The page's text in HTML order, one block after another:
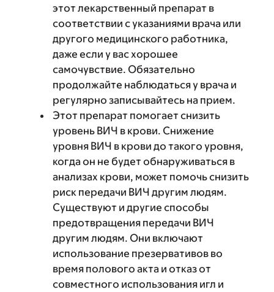
этот лекарственный препарат в
соответствии с указаниями врача или
другого медицинского работника,
даже если у вас хорошее
самочувствие. Обязательно
продолжайте наблюдаться у врача и
регулярно записывайтесь на прием.
Этот препарат помогает снизить
уровень ВИЧ в крови. Снижение
уровня ВИЧ в крови до такого уровня,
когда он не будет обнаруживаться в
анализах крови, может помочь снизить
риск передачи ВИЧ другим людям.
Существуют и другие способы
предотвращения передачи ВИЧ
другим людям. Они включают
использование презервативов во
время полового акта и отказ от
совместного использования игл и